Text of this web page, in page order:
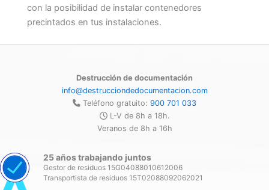
con la posibilidad de instalar contenedores
precintados en tus instalaciones.
Destrucción de documentación
info@destrucciondedocumentacion.com
Teléfono gratuito: 900 701 033
L-V de 8h a 18h.
Veranos de 8h a 16h
25 años trabajando juntos
Gestor de residuos 15G04088010612006
Transportista de residuos 15T02088092062021